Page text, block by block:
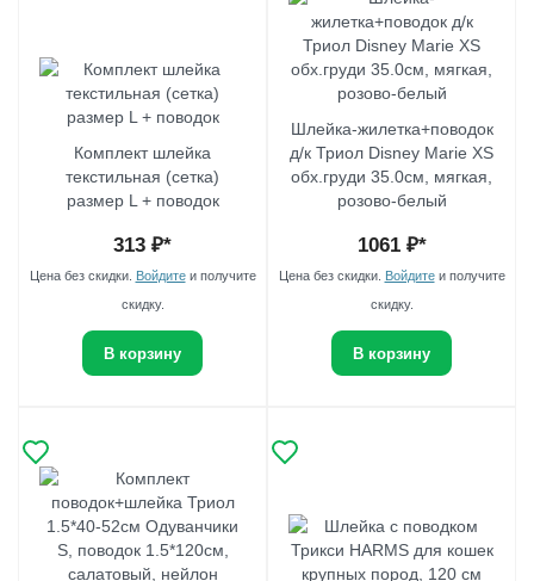
Комплект шлейка
текстильная (сетка)
размер L + поводок
313 ₽*
Цена без скидки. Войдитеи получите
скидку.
В корзину
Шлейка-жилетка+поводок
д/к Триол Disney Marie XS
обх.груди 35.0см, мягкая,
розово-белый
1061₽*
Цена без скидки. Войдитеи получите
скидку.
В корзину